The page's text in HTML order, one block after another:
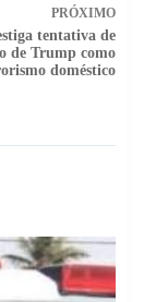
PRÓXIMO
tentativa de
de Trump como
doméstico